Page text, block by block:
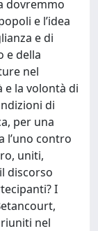
dovremmo
e l’idea
e di
e della
nel
e la volontà di
di
per una
l’uno contro
uniti,
discorso
I
nel